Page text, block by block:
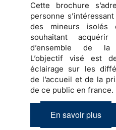
Cette brochure
personne
des mineurs isolés
souhaitant
d’ensemble de la
L’objectif visé est
éclairage sur les
de l’accueil et de la
de ce public en france.
En savoir plus